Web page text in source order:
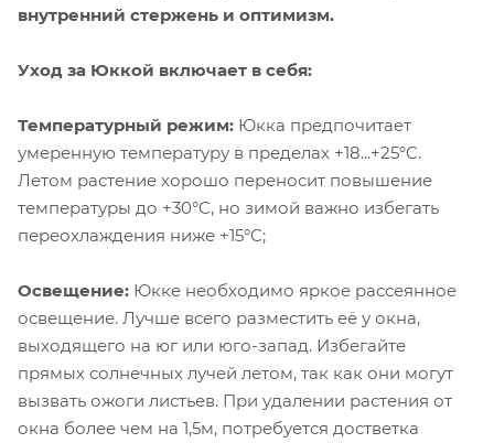
внутренний стержень и оптимизм.
Уход за Юккой включает в себя:
Температурный режим: Юкка предпочитает
умеренную температуру в пределах +18...+25°C.
Летом растение хорошо переносит повышение
температуры до +30°C, но зимой важно избегать
переохлаждения ниже +15°C;
Освещение: Юкке необходимо яркое рассеянное
освещение. Лучше всего разместить её у окна,
выходящего на юг или юго-запад. Избегайте
прямых солнечных лучей летом, так как они могут
вызвать ожоги листьев. При удалении растения от
окна более чем на 1,5м, потребуется достветка